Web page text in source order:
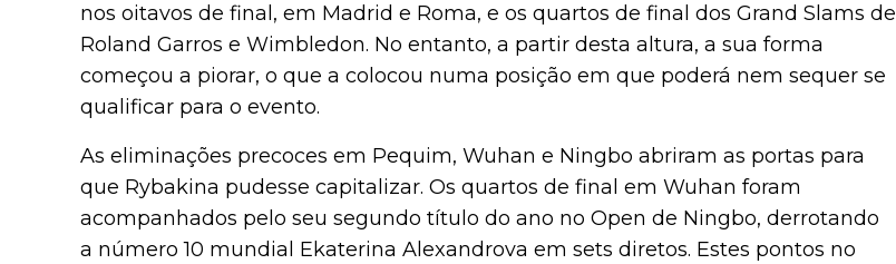
nos oitavos de final, em Madrid e Roma, e os quartos de final dos Grand Slams de
Roland Garros e Wimbledon. No entanto, a partir desta altura, a sua forma
começou a piorar, o que a colocou numa posição em que poderá nem sequer se
qualificar para o evento.
As eliminações precoces em Pequim, Wuhan e Ningbo abriram as portas para
que Rybakina pudesse capitalizar. Os quartos de final em Wuhan foram
acompanhados pelo seu segundo título do ano no Open de Ningbo, derrotando
a número 10 mundial Ekaterina Alexandrova em sets diretos. Estes pontos no